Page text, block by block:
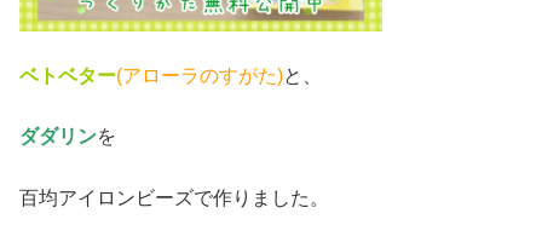
ベトベター(アローラのすがた)と、
ダダリンを
百均アイロンビーズで作りました。